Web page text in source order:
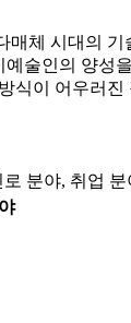
체 시대의
술인의 양
식이 어우러
로 분야, 취업